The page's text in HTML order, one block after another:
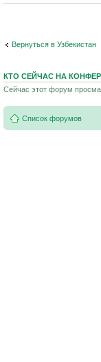
Вернуться в Узбекистан
КТО СЕЙЧАС НА
Сейчас этот форум
Список форумов